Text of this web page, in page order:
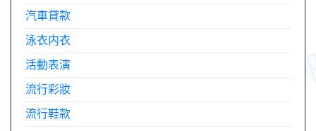
汽車貸款
泳衣内衣
活動表演
流行彩妝
流行鞋款